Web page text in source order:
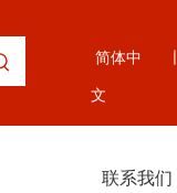
简体中
文
联系我们